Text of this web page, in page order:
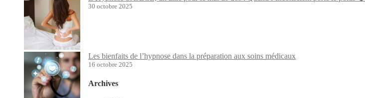
30 octobre 2025
Les bienfaits de l’hypnose dans la préparation aux soins médicaux
16 octobre 2025
Archives